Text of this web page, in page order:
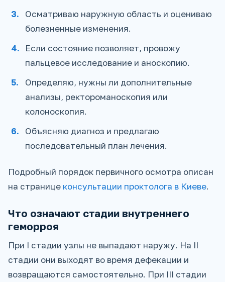
Осматриваю наружную область и оцениваю
болезненные изменения.
Если состояние позволяет, провожу
пальцевое исследование и аноскопию.
Определяю, нужны ли дополнительные
анализы, ректороманоскопия или
колоноскопия.
Объясняю диагноз и предлагаю
последовательный план лечения.
Подробный порядок первичного осмотра описан
на странице консультации проктолога в Киеве.
Что означают стадии внутреннего
геморроя
При I стадии узлы не выпадают наружу. На II
стадии они выходят во время дефекации и
возвращаются самостоятельно. При III стадии